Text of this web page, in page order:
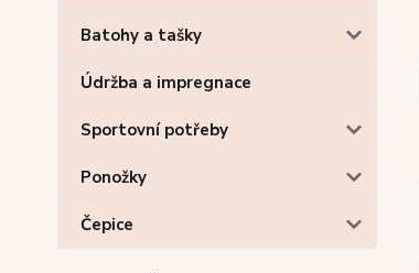
Batohy a tašky
Údržba a impregnace
Sportovní potřeby
Ponožky
Čepice